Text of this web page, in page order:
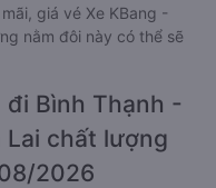
giá vé Xe KBang -
nằm đôi này có thể sẽ
đi Bình Thạnh -
Lai chất lượng
2026